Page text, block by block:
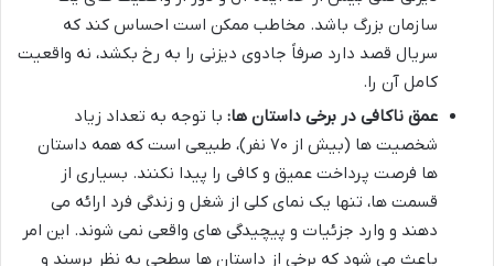
سازمان بزرگ باشد. مخاطب ممکن است احساس کند که
سریال قصد دارد صرفاً جادوی دیزنی را به رخ بکشد، نه واقعیت
کامل آن را.
عمق ناکافی در برخی داستان ها: با توجه به تعداد زیاد
شخصیت ها (بیش از ۷۰ نفر)، طبیعی است که همه داستان
ها فرصت پرداخت عمیق و کافی را پیدا نکنند. بسیاری از
قسمت ها، تنها یک نمای کلی از شغل و زندگی فرد ارائه می
دهند و وارد جزئیات و پیچیدگی های واقعی نمی شوند. این امر
باعث می شود که برخی از داستان ها سطحی به نظر برسند و